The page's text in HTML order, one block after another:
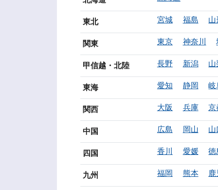
東北 宮城 福島 山
関東 東京 神奈川
甲信越・北陸 長野 新潟 山
東海 愛知 静岡 岐
関西 大阪 兵庫 京
中国 広島 岡山 山
四国 香川 愛媛 徳
九州 福岡 熊本 鹿